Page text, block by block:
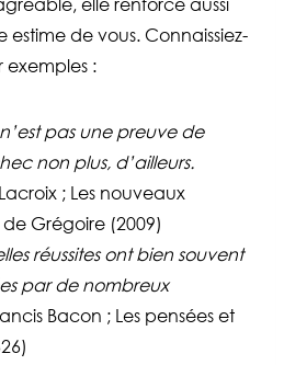
elle renforce aussi
de vous. Connaissiez-
exemples :
pas une preuve de
non plus, d’ailleurs.
; Les nouveaux
Grégoire (2009)
réussites ont bien souvent
par de nombreux
Bacon ; Les pensées et